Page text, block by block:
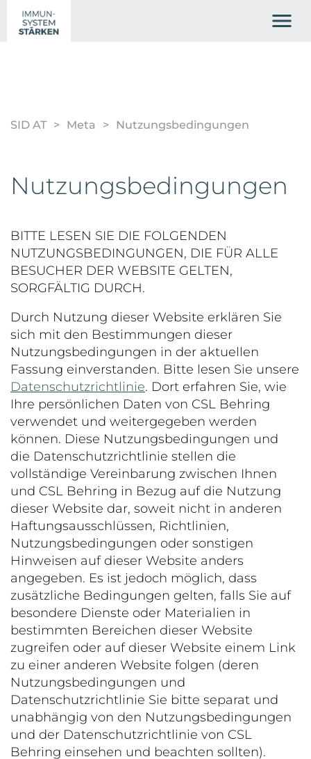
SID AT Meta Nutzungsbedingungen
Nutzungsbedingungen
BITTE LESEN SIE DIE FOLGENDEN
NUTZUNGSBEDINGUNGEN, DIE FÜR ALLE
BESUCHER DER WEBSITE GELTEN,
SORGFÄLTIG DURCH.
Durch Nutzung dieser Website erklären Sie
sich mit den Bestimmungen dieser
Nutzungsbedingungen in der aktuellen
Fassung einverstanden. Bitte lesen Sie unsere
Datenschutzrichtlinie. Dort erfahren Sie, wie
Ihre persönlichen Daten von CSL Behring
verwendet und weitergegeben werden
können. Diese Nutzungsbedingungen und
die Datenschutzrichtlinie stellen die
vollständige Vereinbarung zwischen Ihnen
und CSL Behring in Bezug auf die Nutzung
dieser Website dar, soweit nicht in anderen
Haftungsausschlüssen, Richtlinien,
Nutzungsbedingungen oder sonstigen
Hinweisen auf dieser Website anders
angegeben. Es ist jedoch möglich, dass
zusätzliche Bedingungen gelten, falls Sie auf
besondere Dienste oder Materialien in
bestimmten Bereichen dieser Website
zugreifen oder auf dieser Website einem Link
zu einer anderen Website folgen (deren
Nutzungsbedingungen und
Datenschutzrichtlinie Sie bitte separat und
unabhängig von den Nutzungsbedingungen
und der Datenschutzrichtlinie von CSL
Behring einsehen und beachten sollten).